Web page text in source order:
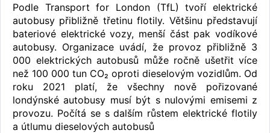
Podle Transport for London (TfL) tvoří elektrické
autobusy přibližně třetinu flotily. Většinu představují
bateriové elektrické vozy, menší část pak vodíkové
autobusy. Organizace uvádí, že provoz přibližně 3
000 elektrických autobusů může ročně ušetřit více
než 100 000 tun CO₂ oproti dieselovým vozidlům. Od
roku 2021 platí, že všechny nově pořizované
londýnské autobusy musí být s nulovými emisemi z
provozu. Počítá se s dalším růstem elektrické flotily
a útlumu dieselových autobusů